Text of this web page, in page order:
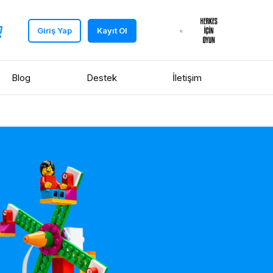
Giriş Yap Kayıt Ol
Blog Destek İletişim